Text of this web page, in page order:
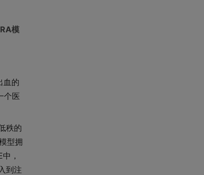
模
血的
个医
秩的
型拥
，
到注